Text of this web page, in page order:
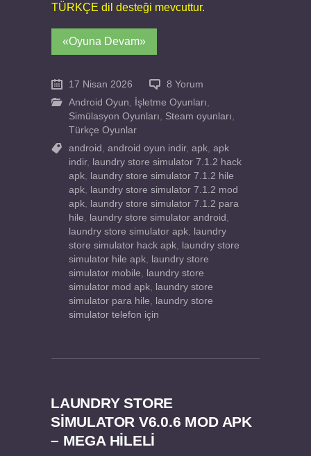
TÜRKÇE dil desteği mevcuttur.
«Oyuna Devam»
17 Nisan 2026
8 Yorum
Android Oyun
İşletme Oyunları
Simülasyon Oyunları
Steam oyunları
Türkçe Oyunlar
android
android oyun indir, apk apk
indir,
laundry store simulator 7.1.2 hack
apk
laundry store simulator 7.1.2 hile
apk
laundry store simulator 7.1.2 mod
apk
laundry store simulator 7.1.2 para
hile
laundry store simulator android
laundry store simulator apk
laundry
store simulator hack apk
laundry store
simulator hile apk
laundry store
simulator mobile
laundry store
simulator mod apk
laundry store
simulator para hile
laundry store
simulator telefon için
LAUNDRY STORE
SIMULATOR V6.0.6 MOD APK
– MEGA HİLELİ